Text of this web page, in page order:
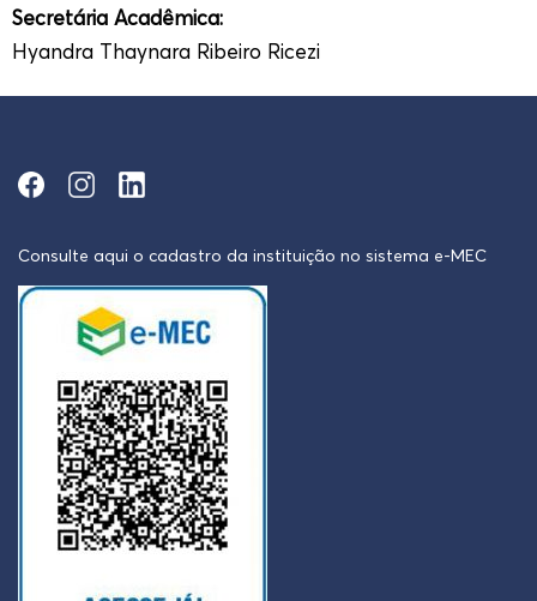
Secretária Acadêmica:
Hyandra Thaynara Ribeiro Ricezi
Consulte aqui o cadastro da instituição no sistema e-MEC